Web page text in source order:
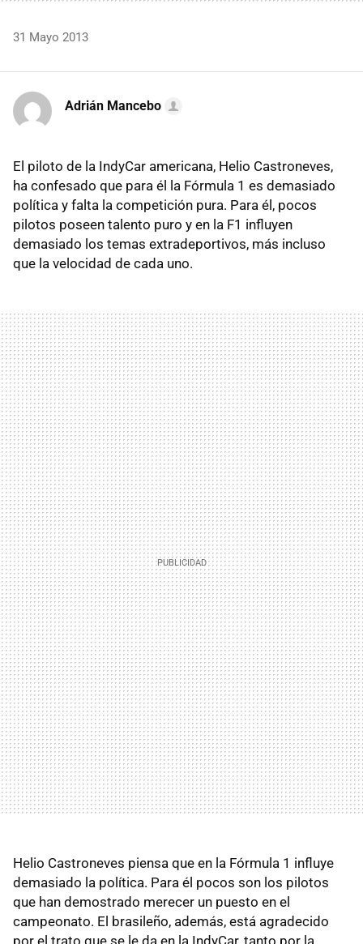
31 Mayo 2013
Adrián Mancebo
El piloto de la IndyCar americana, Helio Castroneves,
ha confesado que para él la Fórmula 1 es demasiado
política y falta la competición pura. Para él, pocos
pilotos poseen talento puro y en la F1 influyen
demasiado los temas extradeportivos, más incluso
que la velocidad de cada uno.
Helio Castroneves piensa que en la Fórmula 1 influye
demasiado la política. Para él pocos son los pilotos
que han demostrado merecer un puesto en el
campeonato. El brasileño, además, está agradecido